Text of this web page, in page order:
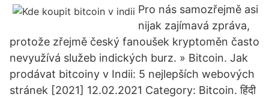
Pro nás samozřejmě asi
nijak zajímavá zpráva,
protože zřejmě český fanoušek kryptoměn často
nevyužívá služeb indických burz. » Bitcoin. Jak
prodávat bitcoiny v Indii: 5 nejlepších webových
stránek [2021] 12.02.2021 Category: Bitcoin. हिंदी